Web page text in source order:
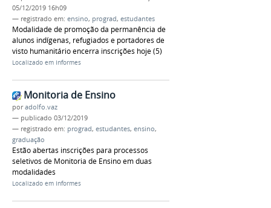
05/12/2019 16h09
— registrado em: ensino, prograd, estudantes
Modalidade de promoção da permanência de
alunos indígenas, refugiados e portadores de
visto humanitário encerra inscrições hoje (5)
Localizado em Informes
Monitoria de Ensino
poradolfo.vaz
— publicado 03/12/2019
— registrado em: prograd, estudantes, ensino,
graduação
Estão abertas inscrições para processos
seletivos de Monitoria de Ensino em duas
modalidades
Localizado em Informes